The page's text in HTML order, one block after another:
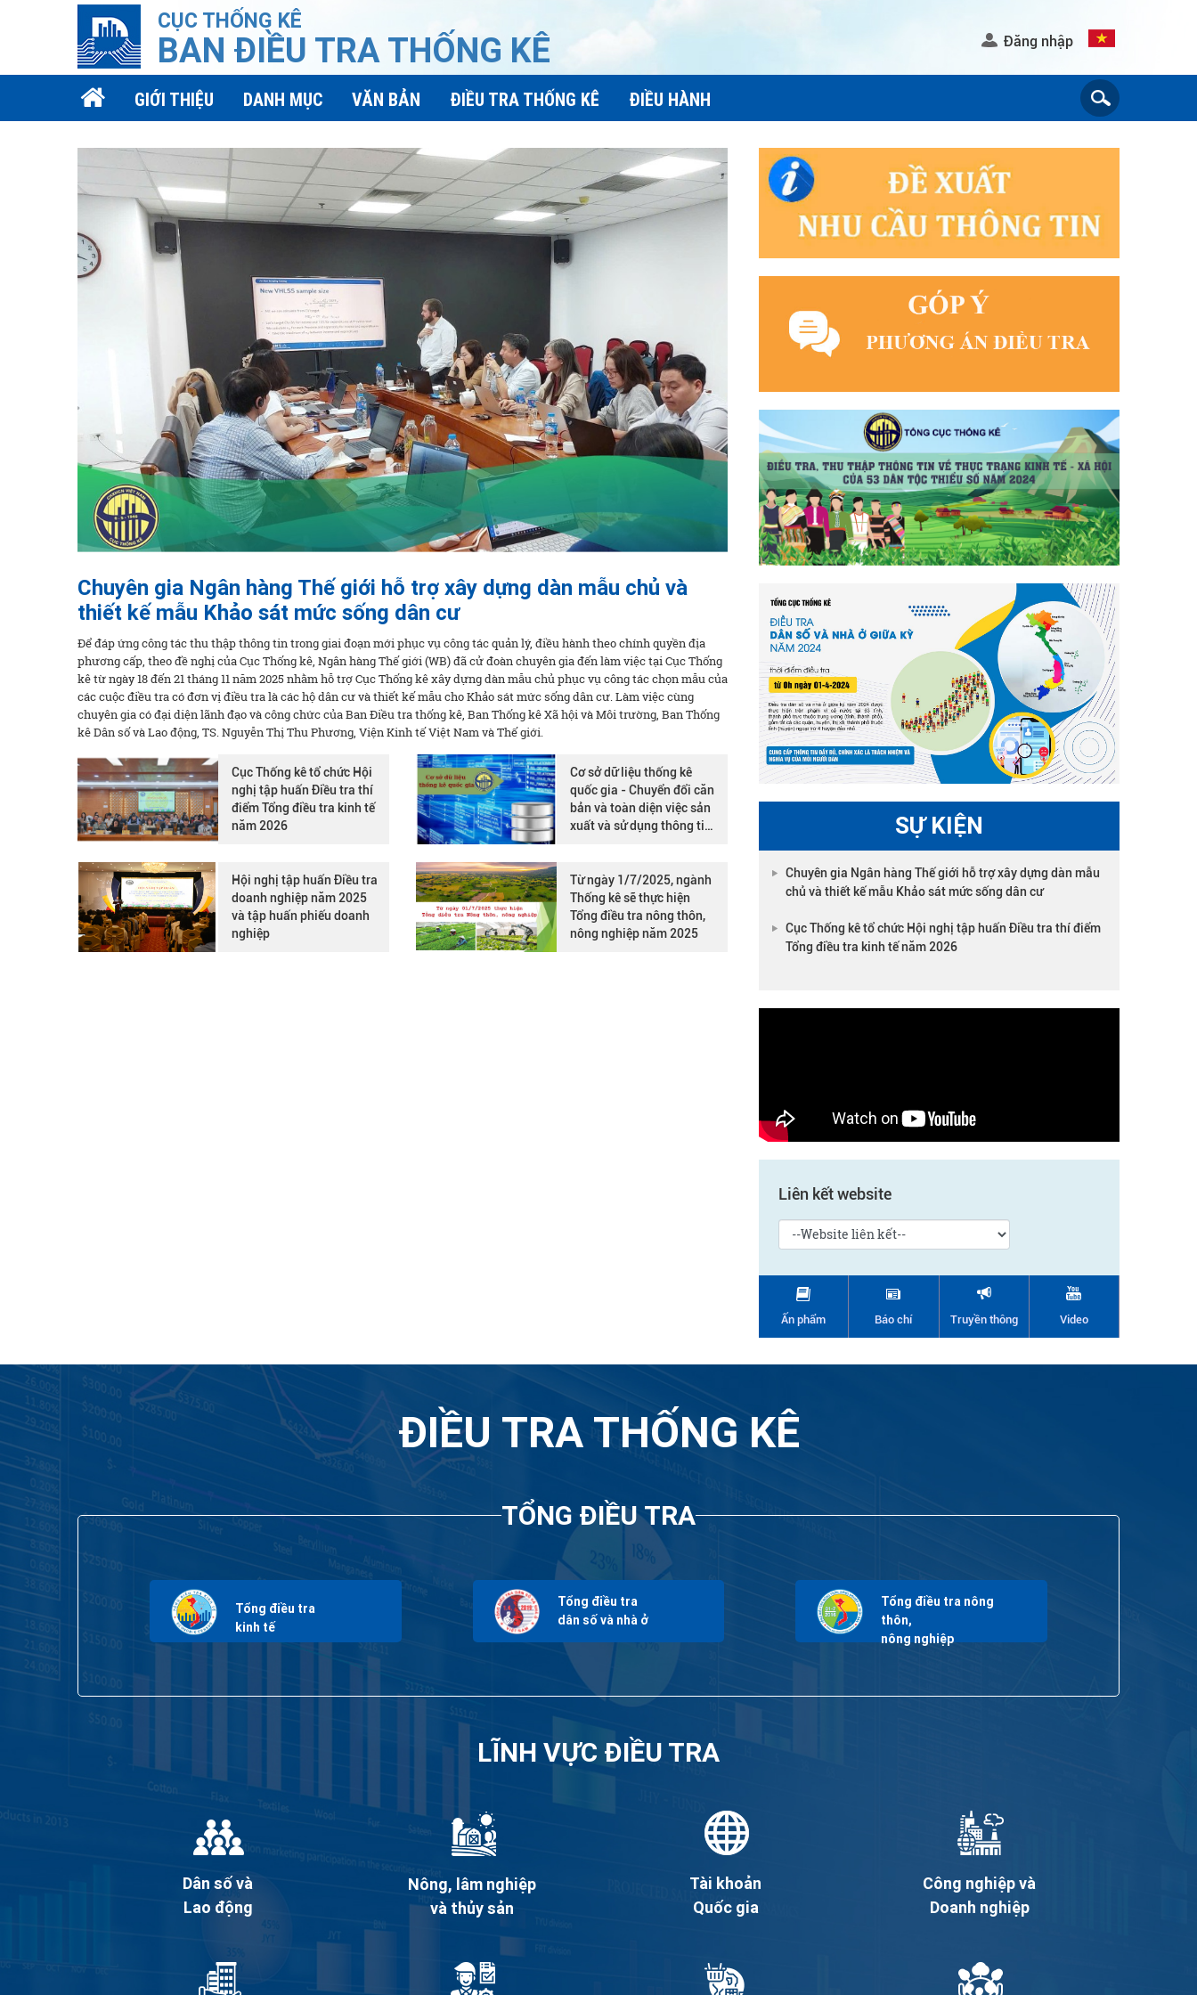
CỤC THỐNG KÊ
BAN ĐIỀU TRA THỐNG KÊ Đăng nhập
GIỚI THIỆU DANH MỤC VĂN BẢN ĐIỀU TRA THỐNG KÊ ĐIỀU HÀNH
Chuyên gia Ngân hàng Thế giới hỗ trợ xây dựng dàn mẫu chủ và
thiết kế mẫu Khảo sát mức sống dân cư
Để đáp ứng công tác thu thập thông tin trong giai đoạn mới phục vụ công tác quản lý, điều hành theo chính quyền địa
phương cấp, theo đề nghị của Cục Thống kê, Ngân hàng Thế giới (WB) đã cử đoàn chuyên gia đến làm việc tại Cục Thống
kê từ ngày 18 đến 21 tháng 11 năm 2025 nhằm hỗ trợ Cục Thống kê xây dựng dàn mẫu chủ phục vụ công tác chọn mẫu của
các cuộc điều tra có đơn vị điều tra là các hộ dân cư và thiết kế mẫu cho Khảo sát mức sống dân cư. Làm việc cùng
chuyên gia có đại diện lãnh đạo và công chức của Ban Điều tra thống kê, Ban Thống kê Xã hội và Môi trường, Ban Thống
kê Dân số và Lao động, TS. Nguyễn Thị Thu Phương, Viện Kinh tế Việt Nam và Thế giới.
Cục Thống kê tổ chức Hội
nghị tập huấn Điều tra thí
điểm Tổng điều tra kinh tế
năm 2026
Cơ sở dữ liệu thống kê
quốc gia - Chuyển đổi căn
bản và toàn diện việc sản
xuất và sử dụng thông tin
Hội nghị tập huấn Điều tra
doanh nghiệp năm 2025
và tập huấn phiếu doanh
nghiệp
Từ ngày 1/7/2025, ngành
Thống kê sẽ thực hiện
Tổng điều tra nông thôn,
nông nghiệp năm 2025
SỰ KIỆN
Chuyên gia Ngân hàng Thế giới hỗ trợ xây dựng dàn mẫu
chủ và thiết kế mẫu Khảo sát mức sống dân cư
Cục Thống kê tổ chức Hội nghị tập huấn Điều tra thí điểm
Tổng điều tra kinh tế năm 2026
Liên kết website
Ấn phẩm Báo chí Truyền thông Video
ĐIỀU TRA THỐNG KÊ
TỔNG ĐIỀU TRA
Tổng điều tra
kinh tế
Tổng điều tra
dân số và nhà ở
Tổng điều tra nông
thôn,
nông nghiệp
LĨNH VỰC ĐIỀU TRA
Dân số và
Lao động
Nông, lâm nghiệp
và thủy sản
Tài khoản
Quốc gia
Công nghiệp và
Doanh nghiệp